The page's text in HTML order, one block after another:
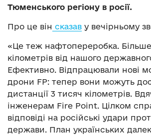
Тюменського регіону в росії.
Про це він сказав у вечірньому
«Це теж нафтопереробка.
кілометрів від нашого
Ефективно. Відпрацювали нові
дрони FP: тепер вони можуть
дистанції 3 тисяч кілометрів.
інженерам Fire Point. Цілком
відповіді на російські удари
держави. План українських